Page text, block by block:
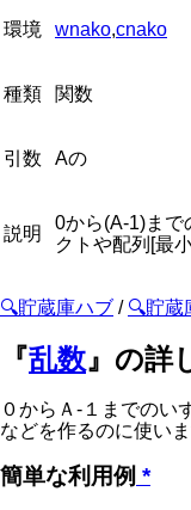
環境 wnako,cnako
種類 関数
引数 Aの
説明
0から(A-1)まで
クトや配列[最
🔍貯蔵庫ハブ / 🔍貯蔵
『乱数』の詳
０からＡ-１までのい
などを作るのに使いま
簡単な利用例 *